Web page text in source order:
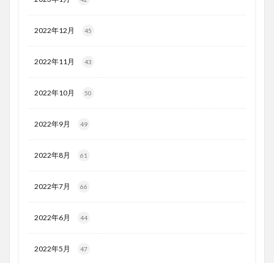
2022年12月 45
2022年11月 43
2022年10月 50
2022年9月 49
2022年8月 61
2022年7月 66
2022年6月 44
2022年5月 47